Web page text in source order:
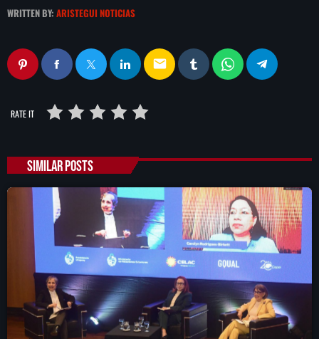
WRITTEN BY: ARISTEGUI NOTICIAS
email
RATE IT
SIMILAR POSTS